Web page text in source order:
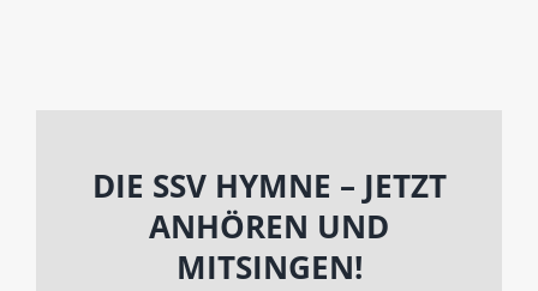
DIE SSV HYMNE – JETZT
ANHÖREN UND
MITSINGEN!